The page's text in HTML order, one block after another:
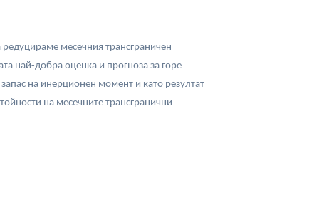
редуцираме месечния трансграничен
най-добра оценка и прогноза за горе
на инерционен момент и като резултат
на месечните трансгранични